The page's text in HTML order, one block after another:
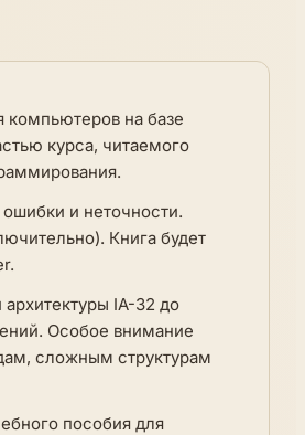
компьютеров на базе
курса, читаемого
и неточности.
Книга будет
IA-32 до
Особое внимание
сложным структурам
пособия для